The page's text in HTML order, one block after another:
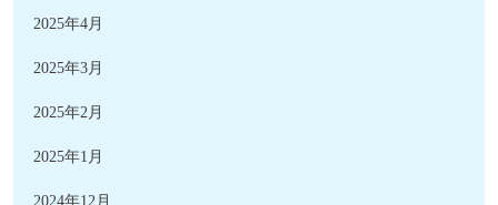
2025年4月
2025年3月
2025年2月
2025年1月
2024年12月